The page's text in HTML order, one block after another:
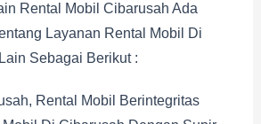
Rental Mobil Cibarusah Ada
Layanan Rental Mobil Di
Sebagai Berikut :
Rental Mobil Berintegritas